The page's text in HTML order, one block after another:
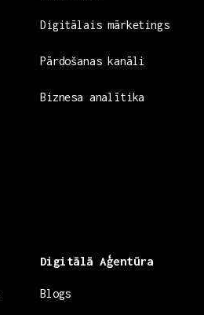
Digitālais mārketings
Pārdošanas kanāli
Biznesa analītika
Digitālā Aģentūra
Blogs